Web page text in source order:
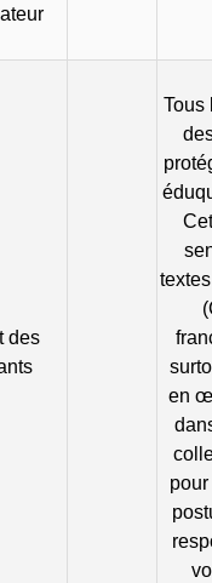
des
Tous
en